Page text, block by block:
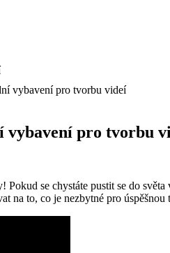
vybavení pro tvorbu videí
vybavení pro tvorbu
se chystáte pustit se do
na to, co je nezbytné pro úspěšnou